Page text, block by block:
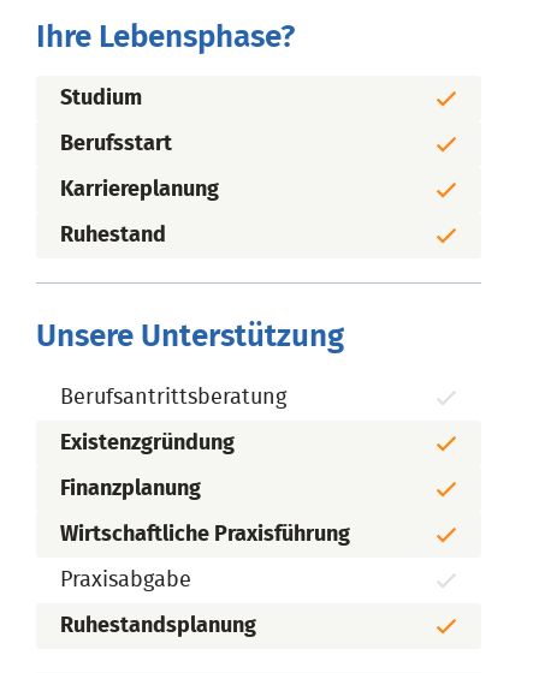
Ihre Lebensphase?
Studium
Berufsstart
Karriereplanung
Ruhestand
Unsere Unterstützung
Berufsantrittsberatung
Existenzgründung
Finanzplanung
Wirtschaftliche Praxisführung
Praxisabgabe
Ruhestandsplanung